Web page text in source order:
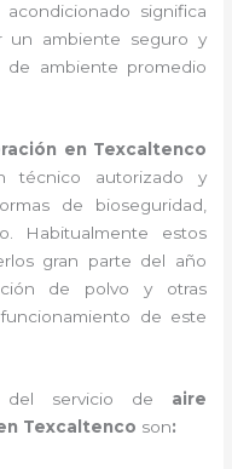
significa
un ambiente seguro y
de ambiente promedio
en Texcaltenco
técnico autorizado y
de bioseguridad,
Habitualmente estos
gran parte del año
de polvo y otras
de este
del servicio de aire
Texcaltenco son: